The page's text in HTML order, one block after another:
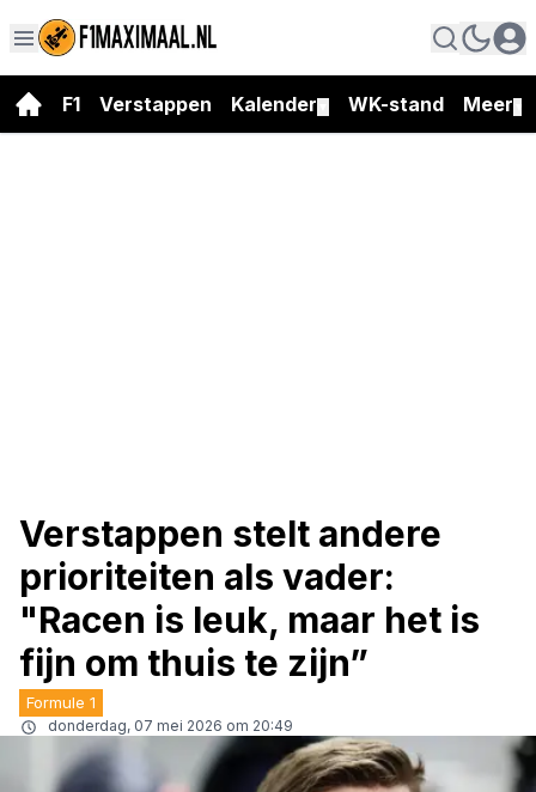
F1 Verstappen Kalender WK-stand Meer
Verstappen stelt andere
prioriteiten als vader:
"Racen is leuk, maar het is
fijn om thuis te zijn”
Formule 1
donderdag, 07 mei 2026 om 20:49